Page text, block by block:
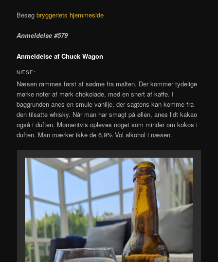
Besøgbryggeriets hjemmeside
Anmeldelse #579
Anmeldelse af Chuck Wagon
NÆSE:
Næsen rammes først af sødme fra malten. Der kommer tydelige
mørke noter af mørk chokolade, med en snert af kaffe. I
baggrunden anes en smule vanilje, der sagtens kan komme fra
den tilsatte whisky. Når man har smagt på øllen, anes lidt kakao
også i duften. Momentvis opleves noget som minder om kokos i
duften. Man mærker ikke de 6,9% Vol alkohol i næsen.